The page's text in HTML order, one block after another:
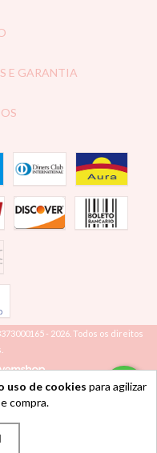
uso de cookies para agilizar
compra.
E GARANTIA
- 2026. Todos os direitos